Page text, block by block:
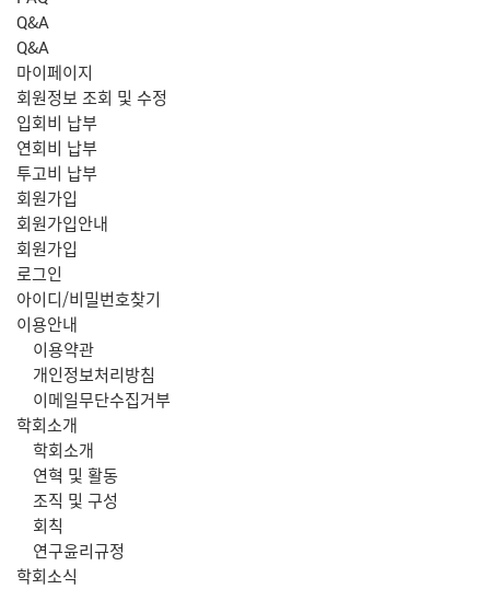
Q&A
Q&A
마이페이지
회원정보 조회 및 수정
입회비 납부
연회비 납부
투고비 납부
회원가입
회원가입안내
회원가입
로그인
아이디/비밀번호찾기
주
뉴
이용안내
이용약관
개인정보처리방침
이메일무단수집거부
학회소개
학회소개
연혁 및 활동
조직 및 구성
회칙
연구윤리규정
학회소식